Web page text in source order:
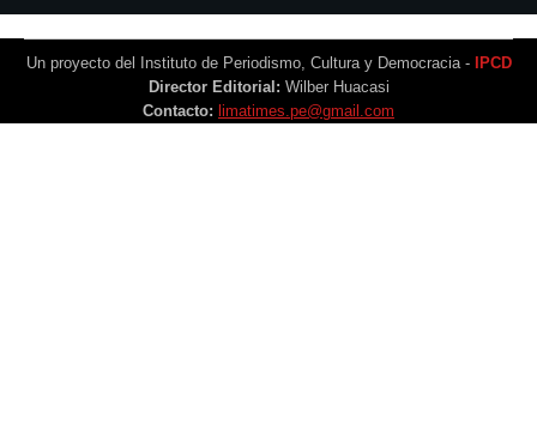
Un proyecto del Instituto de Periodismo, Cultura y Democracia -
IPCD
Director Editorial: Wilber Huacasi
Contacto: limatimes.pe@gmail.com